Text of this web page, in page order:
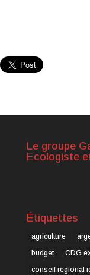
Le groupe
Ecologiste
Étiquettes
agriculture
budget
CDG
conseil régional